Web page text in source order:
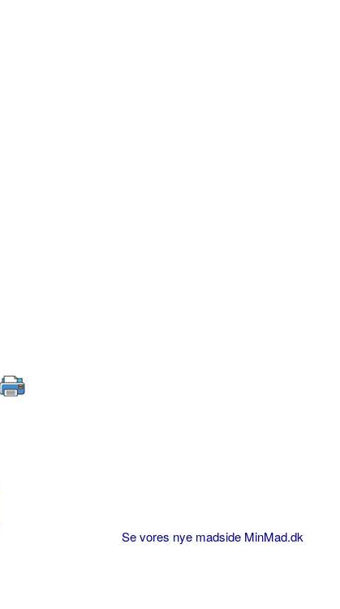
Se vores nye madside MinMad.dk